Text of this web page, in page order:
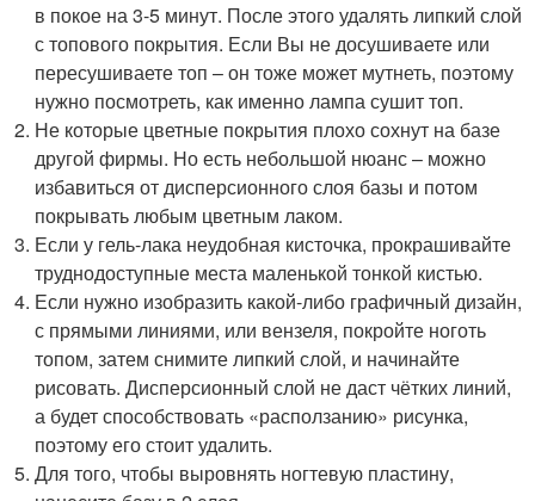
в покое на 3-5 минут. После этого удалять липкий слой
с топового покрытия. Если Вы не досушиваете или
пересушиваете топ – он тоже может мутнеть, поэтому
нужно посмотреть, как именно лампа сушит топ.
Не которые цветные покрытия плохо сохнут на базе
другой фирмы. Но есть небольшой нюанс – можно
избавиться от дисперсионного слоя базы и потом
покрывать любым цветным лаком.
Если у гель-лака неудобная кисточка, прокрашивайте
труднодоступные места маленькой тонкой кистью.
Если нужно изобразить какой-либо графичный дизайн,
с прямыми линиями, или вензеля, покройте ноготь
топом, затем снимите липкий слой, и начинайте
рисовать. Дисперсионный слой не даст чётких линий,
а будет способствовать «расползанию» рисунка,
поэтому его стоит удалить.
Для того, чтобы выровнять ногтевую пластину,